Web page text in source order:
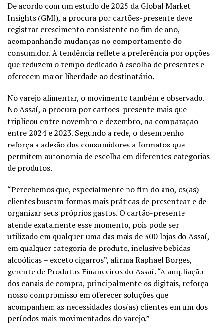
De acordo com um estudo de 2025 da Global Market
Insights (GMI), a procura por cartões-presente deve
registrar crescimento consistente no fim de ano,
acompanhando mudanças no comportamento do
consumidor. A tendência reflete a preferência por opções
que reduzem o tempo dedicado à escolha de presentes e
oferecem maior liberdade ao destinatário.
No varejo alimentar, o movimento também é observado.
No Assaí, a procura por cartões-presente mais que
triplicou entre novembro e dezembro, na comparação
entre 2024 e 2023. Segundo a rede, o desempenho
reforça a adesão dos consumidores a formatos que
permitem autonomia de escolha em diferentes categorias
de produtos.
“Percebemos que, especialmente no fim do ano, os(as)
clientes buscam formas mais práticas de presentear e de
organizar seus próprios gastos. O cartão-presente
atende exatamente esse momento, pois pode ser
utilizado em qualquer uma das mais de 300 lojas do Assaí,
em qualquer categoria de produto, inclusive bebidas
alcoólicas – exceto cigarros”, afirma Raphael Borges,
gerente de Produtos Financeiros do Assaí. “A ampliação
dos canais de compra, principalmente os digitais, reforça
nosso compromisso em oferecer soluções que
acompanhem as necessidades dos(as) clientes em um dos
períodos mais movimentados do varejo.”